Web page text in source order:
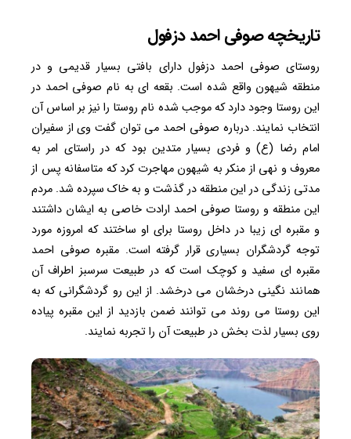
تاریخچه صوفی احمد دزفول
روستای صوفی احمد دزفول دارای بافتی بسیار قدیمی و در
منطقه شیهون واقع شده است. بقعه ای به نام صوفی احمد در
این روستا وجود دارد که موجب شده نام روستا را نیز بر اساس آن
انتخاب نمایند. درباره صوفی احمد می توان گفت وی از سفیران
امام رضا (ع) و فردی بسیار متدین بود که در راستای امر به
معروف و نهی از منکر به شیهون مهاجرت کرد که متاسفانه پس از
مدتی زندگی در این منطقه در گذشت و به خاک سپرده شد. مردم
این منطقه و روستا صوفی احمد ارادت خاصی به ایشان داشتند
و مقبره ای زیبا در داخل روستا برای او ساختند که امروزه مورد
توجه گردشگران بسیاری قرار گرفته است. مقبره صوفی احمد
مقبره ای سفید و کوچک است که در طبیعت سرسبز اطراف آن
همانند نگینی درخشان می درخشد. از این رو گردشگرانی که به
این روستا می روند می توانند ضمن بازدید از این مقبره پیاده
روی بسیار لذت بخش در طبیعت آن را تجربه نمایند.